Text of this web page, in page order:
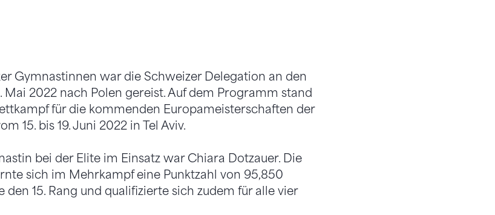
Gymnastinnen war die Schweizer Delegation an den
Mai 2022 nach Polen gereist. Auf dem Programm stand
für die kommenden Europameisterschaften der
15. bis 19. Juni 2022 in Tel Aviv.
bei der Elite im Einsatz war Chiara Dotzauer. Die
sich im Mehrkampf eine Punktzahl von 95,850
den 15. Rang und qualifizierte sich zudem für alle vier